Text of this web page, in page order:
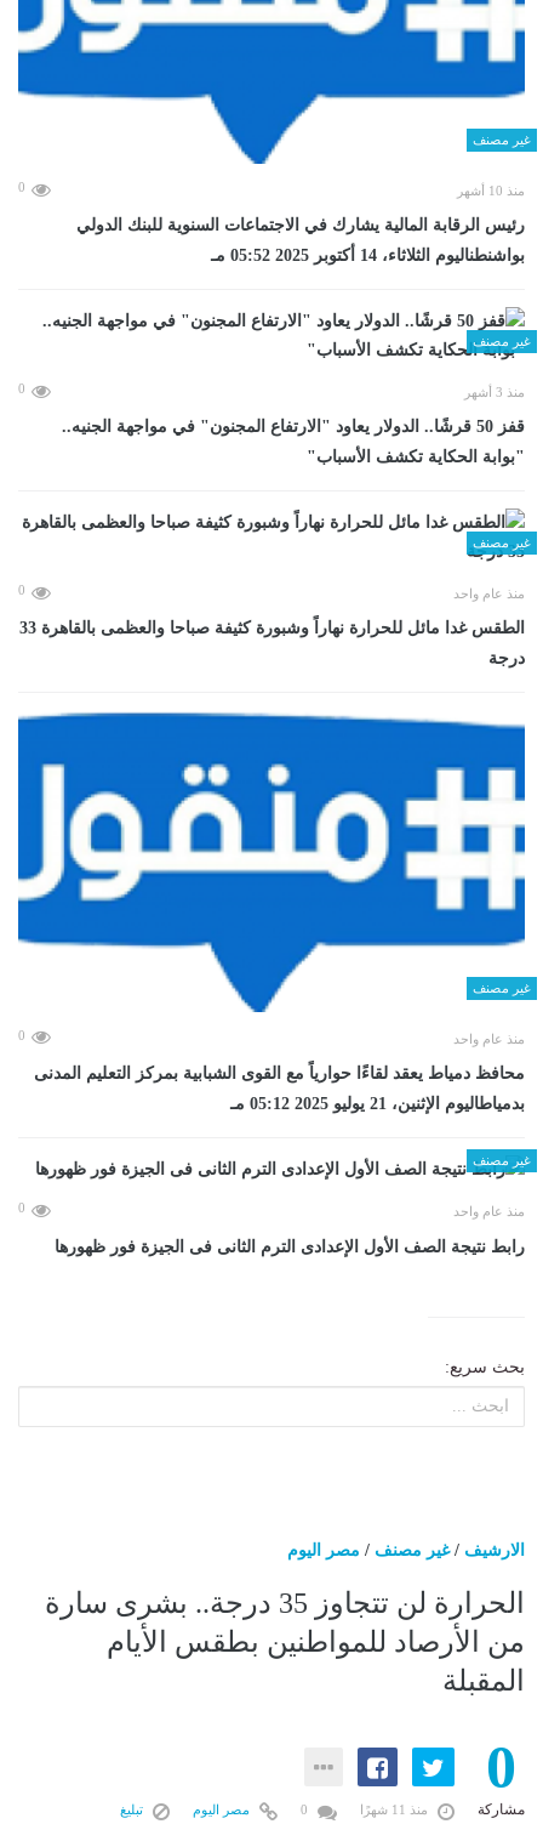
غير مصنف
منذ 10 أشهر 0
رئيس الرقابة المالية يشارك في الاجتماعات السنوية للبنك الدولي
بواشنطناليوم الثلاثاء، 14 أكتوبر 2025 05:52 مـ
غير مصنف
منذ 3 أشهر 0
قفز 50 قرشًا.. الدولار يعاود "الارتفاع المجنون" في مواجهة الجنيه..
"بوابة الحكاية تكشف الأسباب"
غير مصنف
منذ عام واحد 0
الطقس غدا مائل للحرارة نهاراً وشبورة كثيفة صباحا والعظمى بالقاهرة 33
درجة
غير مصنف
منذ عام واحد 0
محافظ دمياط يعقد لقاءًا حوارياً مع القوى الشبابية بمركز التعليم المدنى
بدمياطاليوم الإثنين، 21 يوليو 2025 05:12 مـ
غير مصنف
منذ عام واحد 0
رابط نتيجة الصف الأول الإعدادى الترم الثانى فى الجيزة فور ظهورها
بحث سريع:
الارشيف /غير مصنف / مصر اليوم
الحرارة لن تتجاوز 35 درجة.. بشرى سارة
من الأرصاد للمواطنين بطقس الأيام
المقبلة
0
مشاركة منذ 11 شهرًا مصر اليوم تبليغ